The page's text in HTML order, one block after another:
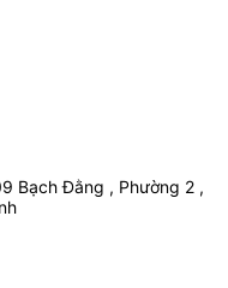
Bạch Đằng , Phường 2 ,